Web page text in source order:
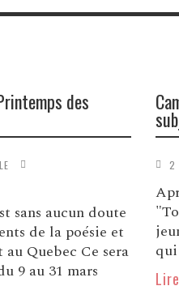
des
sans aucun doute
de la poésie et
Quebec Ce sera
9 au 31 mars
2